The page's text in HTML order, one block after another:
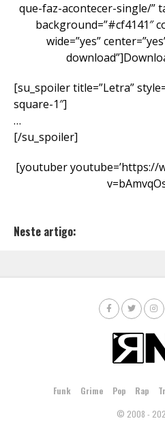
que-faz-acontecer-single/”
background=”#cf4141″
wide=”yes”
[su_spoiler title=”Letra”
square-1″]
…
[/su_spoiler]
[youtuber youtube=’https://
Neste artigo:
Funk Grime Pop Rap
© 2008 -